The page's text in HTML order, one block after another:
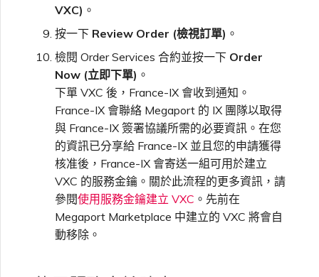
VXC) 。
按一下 Review Order (檢視訂單) 。
檢閱 Order Services 合約並按一下 Order
Now (立即下單) 。
下單 VXC 後，France-IX 會收到通知。
France-IX 會聯絡 Megaport 的 IX 團隊以取得
與 France-IX 簽署協議所需的必要資訊。在您
的資訊已分享給 France-IX 並且您的申請獲得
核准後，France-IX 會寄送一組可用於建立
VXC 的服務金鑰。關於此流程的更多資訊，請
參閱使用服務金鑰建立 VXC 。先前在
Megaport Marketplace 中建立的 VXC 將會自
動移除。